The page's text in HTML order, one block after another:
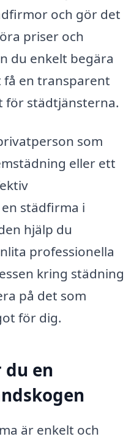
och gör det
priser och
du enkelt begära
en transparent
för städtjänsterna.
som
eller ett
städfirma i
hjälp du
professionella
kring städning
på det som
för dig.
du en
är enkelt och